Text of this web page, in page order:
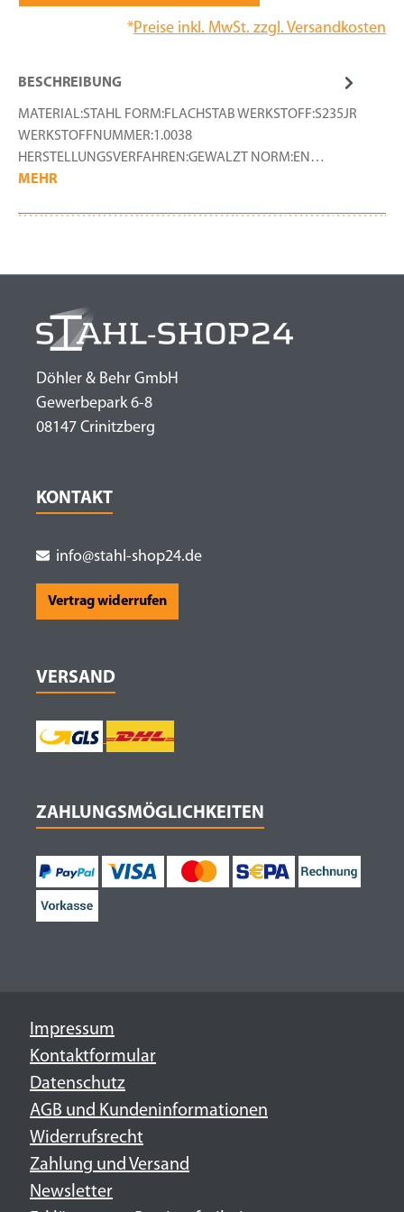
*Preise inkl. MwSt. zzgl. Versandkosten
BESCHREIBUNG
MATERIAL:STAHL FORM:FLACHSTAB WERKSTOFF:S235JR
WERKSTOFFNUMMER:1.0038
HERSTELLUNGSVERFAHREN:GEWALZT NORM:EN…
MEHR
Döhler & Behr GmbH
Gewerbepark 6-8
08147 Crinitzberg
KONTAKT
info@stahl-shop24.de
Vertrag widerrufen
VERSAND
ZAHLUNGSMÖGLICHKEITEN
Impressum
Kontaktformular
Datenschutz
AGB und Kundeninformationen
Widerrufsrecht
Zahlung und Versand
Newsletter